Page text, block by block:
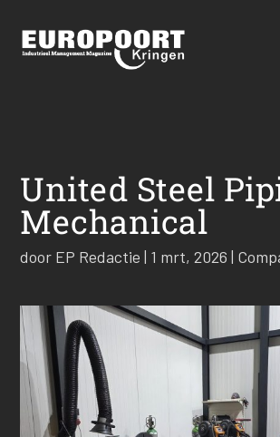
United Steel
Mechanical
door EP Redactie | 1 mrt, 2026 |